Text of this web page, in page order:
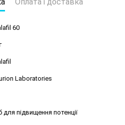
60
Laboratories
для підвищення потенції